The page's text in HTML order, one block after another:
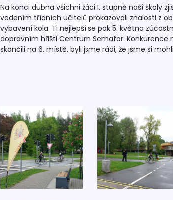
Na konci dubna všichni žáci I. stupně naší školy
vedením třídních učitelů prokazovali znalosti z
vybavení kola. Ti nejlepší se pak 5. května
dopravním hřišti Centrum Semafor. Konkurence
skončili na 6. místě, byli jsme rádi, že jsme si